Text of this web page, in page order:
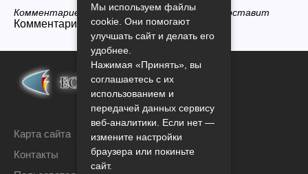
Комментариев нет, будьте первым кто его оставит
Комментарии закрыты.
Карта сайта
Контакты
Мы используем файлы
cookie. Они помогают
улучшать сайт и делать его
удобнее.
Нажимая «Принять», вы
соглашаетесь с их
использованием и
передачей данных сервису
веб-аналитики. Если нет —
измените настройки
браузера или покиньте
сайт.